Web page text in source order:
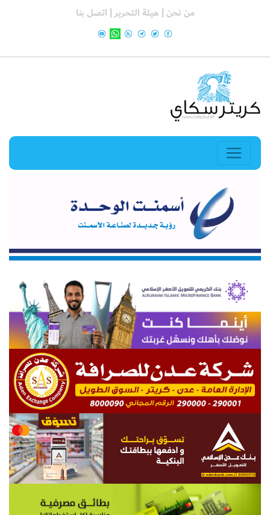
من نحن | هيئة التحرير | اتصل بنا